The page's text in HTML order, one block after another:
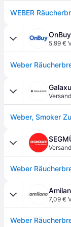
OnBuy
5,99 €
Weber, Smoker
7,09 €